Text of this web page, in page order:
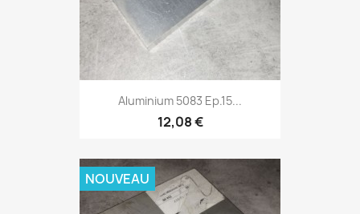
Aluminium 5083 Ep.15...
12,08 €
NOUVEAU